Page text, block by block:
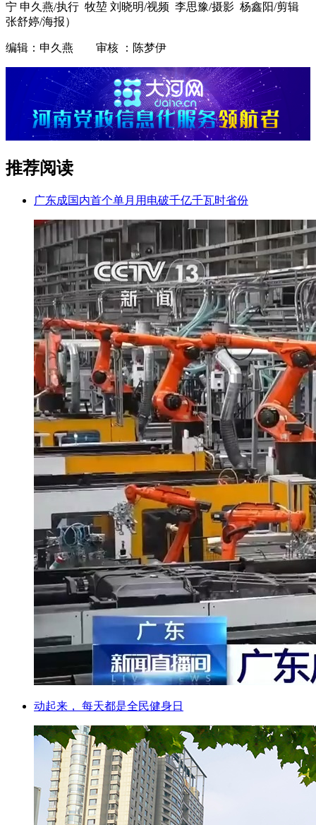
宁 申久燕/执行 牧堃 刘晓明/视频 李思豫/摄影 杨鑫阳/剪辑
张舒婷/海报）
编辑：申久燕 审核 ：陈梦伊
推荐阅读
广东成国内首个单月用电破千亿千瓦时省份
动起来， 每天都是全民健身日